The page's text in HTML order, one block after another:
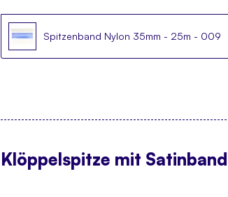
Spitzenband Nylon 35mm - 25m - 009
Klöppelspitze mit